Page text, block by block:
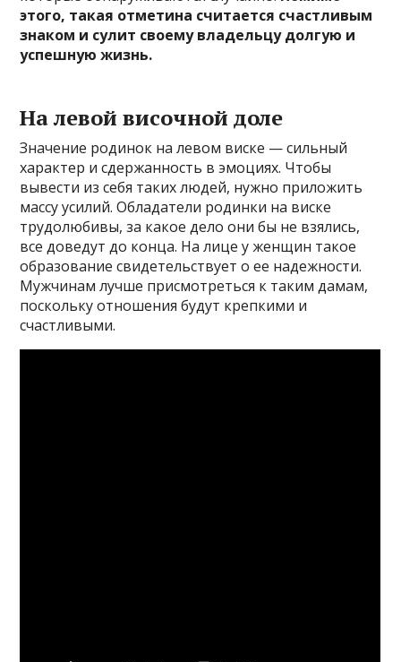
этого, такая отметина считается счастливым
знаком и сулит своему владельцу долгую и
успешную жизнь.
На левой височной доле
Значение родинок на левом виске — сильный
характер и сдержанность в эмоциях. Чтобы
вывести из себя таких людей, нужно приложить
массу усилий. Обладатели родинки на виске
трудолюбивы, за какое дело они бы не взялись,
все доведут до конца. На лице у женщин такое
образование свидетельствует о ее надежности.
Мужчинам лучше присмотреться к таким дамам,
поскольку отношения будут крепкими и
счастливыми.